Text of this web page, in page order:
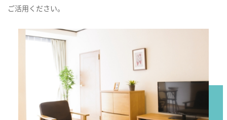
ご活用ください。